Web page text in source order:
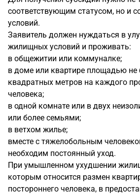
соответствующим статусом, но и
условий.
Заявитель должен нуждаться в
жилищных условий и проживать:
в общежитии или коммуналке;
в доме или квартире площадью не
квадратных метров на каждого
человека;
в одной комнате или в двух
или более семьями;
в ветхом жилье;
вместе с тяжелобольным
необходим постоянный уход.
При умышленном ухудшении
которым относится размен
постороннего человека, в